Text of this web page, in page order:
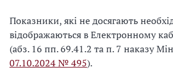
Показники, які не досягають
відображаються в Електронному
(абз. 16 пп. 69.41.2 та п. 7 наказу
07.10.2024 № 495).